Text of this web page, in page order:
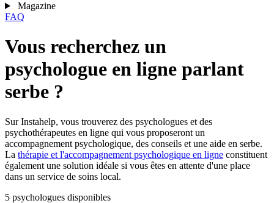
Magazine
FAQ
Vous recherchez un
psychologue en ligne parlant
serbe ?
Sur Instahelp, vous trouverez des psychologues et des
psychothérapeutes en ligne qui vous proposeront un
accompagnement psychologique, des conseils et une aide en serbe.
La thérapie et l'accompagnement psychologique en ligne constituent
également une solution idéale si vous êtes en attente d'une place
dans un service de soins local.
5 psychologues disponibles